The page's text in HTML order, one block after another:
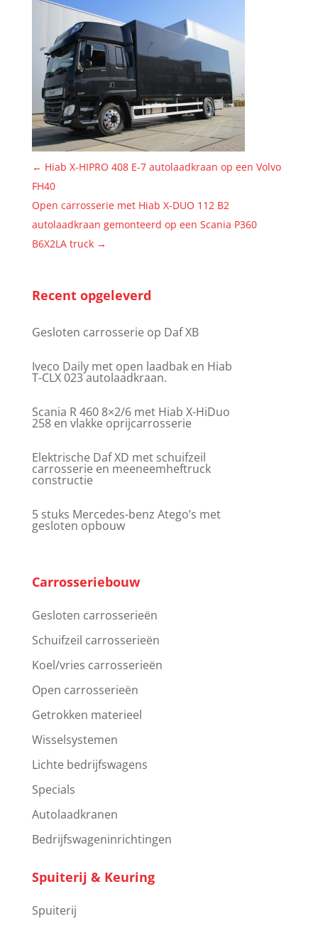
← Hiab X-HIPRO 408 E-7 autolaadkraan op een Volvo
FH40
Open carrosserie met Hiab X-DUO 112 B2
autolaadkraan gemonteerd op een Scania P360
B6X2LA truck →
Recent opgeleverd
Gesloten carrosserie op Daf XB
Iveco Daily met open laadbak en Hiab
T-CLX 023 autolaadkraan.
Scania R 460 8×2/6 met Hiab X-HiDuo
258 en vlakke oprijcarrosserie
Elektrische Daf XD met schuifzeil
carrosserie en meeneemheftruck
constructie
5 stuks Mercedes-benz Atego’s met
gesloten opbouw
Carrosseriebouw
Gesloten carrosserieën
Schuifzeil carrosserieën
Koel/vries carrosserieën
Open carrosserieën
Getrokken materieel
Wisselsystemen
Lichte bedrijfswagens
Specials
Autolaadkranen
Bedrijfswageninrichtingen
Spuiterij & Keuring
Spuiterij